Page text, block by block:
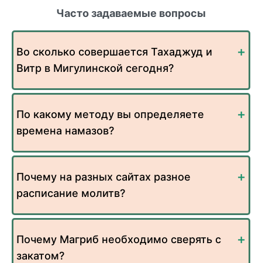
Часто задаваемые вопросы
Во сколько совершается Тахаджуд и
Витр в Мигулинской сегодня?
По какому методу вы определяете
времена намазов?
Почему на разных сайтах разное
расписание молитв?
Почему Магриб необходимо сверять с
закатом?